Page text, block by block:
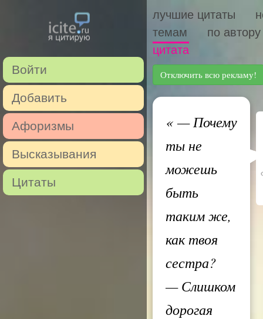
Войти
Добавить
Афоризмы
Высказывания
Цитаты
лучшие цитаты
темам
по автору
цитата
Отключить всю рекламу!
«— Почему
ты не
можешь
быть
таким же,
как твоя
сестра?
— Слишком
дорогая